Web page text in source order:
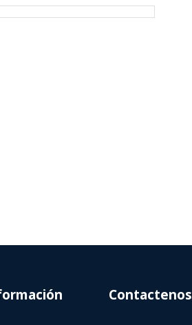
Contactenos